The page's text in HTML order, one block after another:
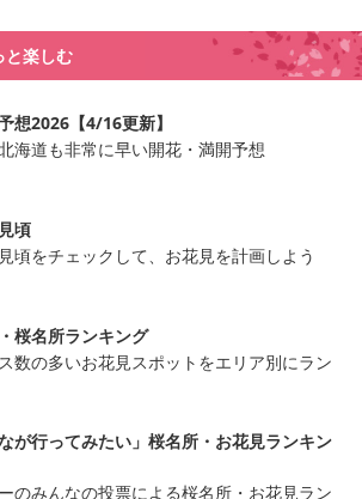
と楽しむ
想2026【4/16更新】
海道も非常に早い開花・満開予想
頃
頃をチェックして、お花見を計画しよう
桜名所ランキング
数の多いお花見スポットをエリア別にラン
なが行ってみたい」桜名所・お花見ランキン
のみんなの投票による桜名所・お花見ラン